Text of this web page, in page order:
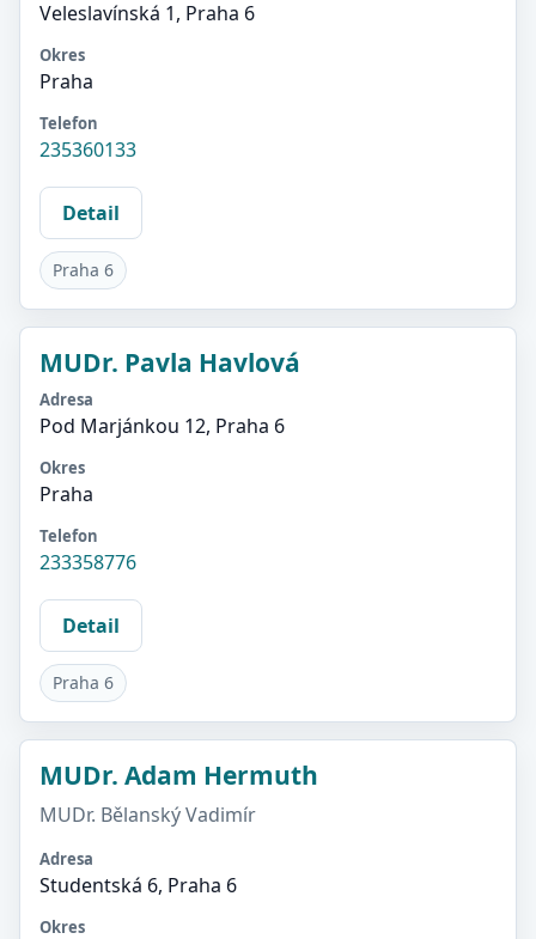
Veleslavínská 1, Praha 6
Okres
Praha
Telefon
235360133
Detail
Praha 6
MUDr. Pavla Havlová
Adresa
Pod Marjánkou 12, Praha 6
Okres
Praha
Telefon
233358776
Detail
Praha 6
MUDr. Adam Hermuth
MUDr. Bělanský Vadimír
Adresa
Studentská 6, Praha 6
Okres